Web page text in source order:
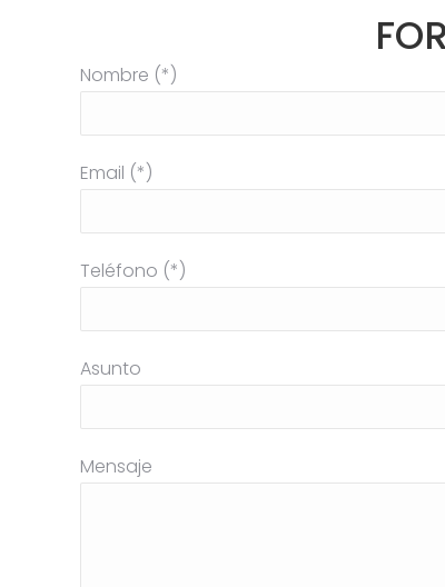
Nombre (*)
Email (*)
Teléfono (*)
Asunto
Mensaje